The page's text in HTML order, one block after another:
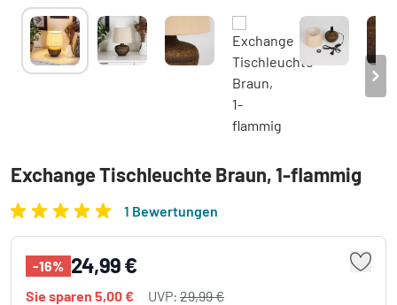
Exchange Tischleuchte Braun, 1-flammig
1 Bewertungen
-16% 24,99 €
Sie sparen 5,00 € UVP: 29,99 €